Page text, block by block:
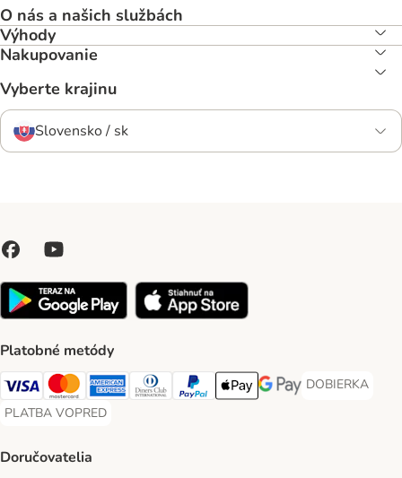
O nás a našich službách
Výhody
Nakupovanie
Vyberte krajinu
Slovensko / sk
Platobné metódy
Visa Payment Method
Mastercard Payment Method
American Express Payment Method
Diners Club Payment Method
PayPal Payment Method
Apple Pay Payment Method
Google Pay Payment
DOBIERKA
DOBIERKA
PLATBA VOPRED
PLATBA VOPRED Payment Method
Doručovatelia